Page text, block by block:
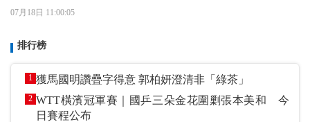
07月18日 11:00:05
排行榜
1 獲馬國明讚疊字得意 郭柏妍澄清非「綠茶」
2 WTT橫濱冠軍賽｜國乒三朵金花圍剿張本美和 今
日賽程公布